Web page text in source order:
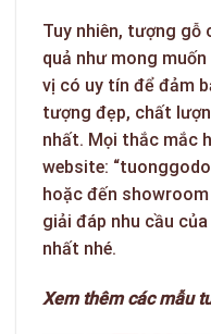
Tuy nhiên, tượng gỗ
quả như mong
vị có uy tín để đảm
tượng đẹp, chất
nhất. Mọi thắc mắc
website:
hoặc đến
giải đáp nhu cầu
nhất nhé.
Xem thêm các mẫu